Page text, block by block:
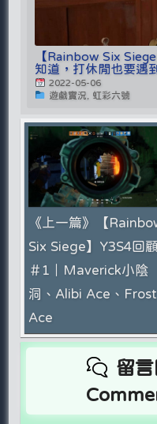
【Rainbow Six
知道，打休閒也要遇
2022-05-06
遊戲實況, 虹彩六號
《上一篇》【
Six Siege】Y3S4回顧
＃1｜Maverick小陰
洞、Alibi Ace、Frost
Ace
留